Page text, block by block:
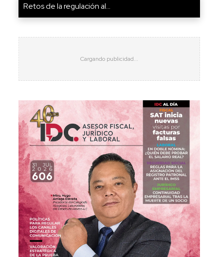
Retos de la regulación al...